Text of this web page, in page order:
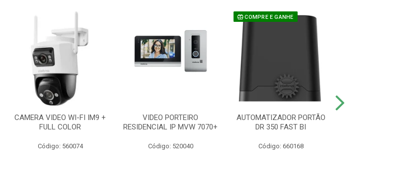
CAMERA VIDEO WI-FI IM9 +
FULL COLOR
Código: 560074
VIDEO PORTEIRO
RESIDENCIAL IP MVW 7070+
Código: 520040
COMPRE E GANHE
AUTOMATIZADOR PORTÃO
DR 350 FAST BI
Código: 660168